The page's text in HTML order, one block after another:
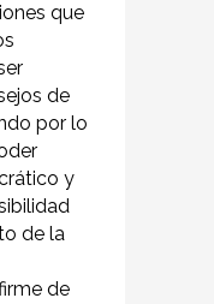
que
de
por lo
y
de la
de